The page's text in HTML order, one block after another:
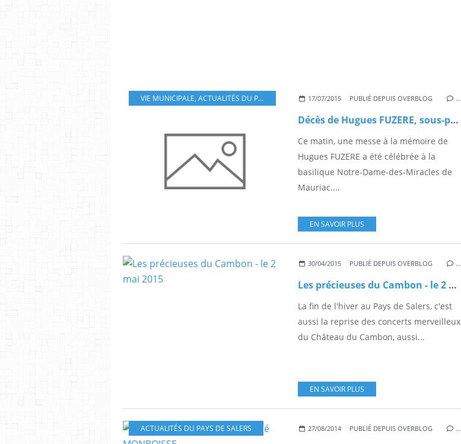
VIE MUNICIPALE, ACTUALITÉS DU PAYS DE SALERS 17/07/2015 PUBLIÉ DEPUIS OVERBLOG …
Décès de Hugues FUZERE, sous-préfet de Mauriac
Ce matin, une messe à la mémoire de
Hugues FUZERE a été célébrée à la
basilique Notre-Dame-des-Miracles de
Mauriac....
EN SAVOIR PLUS
30/04/2015 PUBLIÉ DEPUIS OVERBLOG …
Les précieuses du Cambon - le 2 mai 2015
La fin de l'hiver au Pays de Salers, c'est
aussi la reprise des concerts merveilleux
du Château du Cambon, aussi...
EN SAVOIR PLUS
ACTUALITÉS DU PAYS DE SALERS 27/08/2014 PUBLIÉ DEPUIS OVERBLOG …